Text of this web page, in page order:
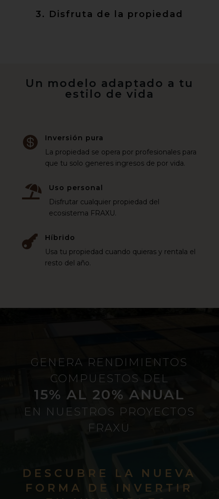
3. Disfruta de la propiedad
Un modelo adaptado a tu
estilo de vida

Inversión pura
La propiedad se opera por profesionales para
que tu solo generes ingresos de por vida.

Uso personal
Disfrutar cualquier propiedad del
ecosistema FRAXU.

Híbrido
Usa tu propiedad cuando quieras y rentala el
resto del año.
GENERA RENDIMIENTOS
COMPUESTOS DEL
15% AL 20% ANUAL
EN NUESTROS PROYECTOS
FRAXU
DESCUBRE LA NUEVA
FORMA DE INVERTIR